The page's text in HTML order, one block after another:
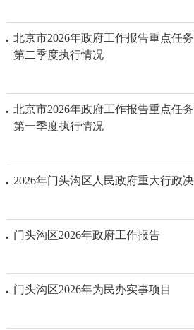
北京市2026年政府工作报告重点任
第二季度执行情况
北京市2026年政府工作报告重点任
第一季度执行情况
2026年门头沟区人民政府重大行政
门头沟区2026年政府工作报告
门头沟区2026年为民办实事项目